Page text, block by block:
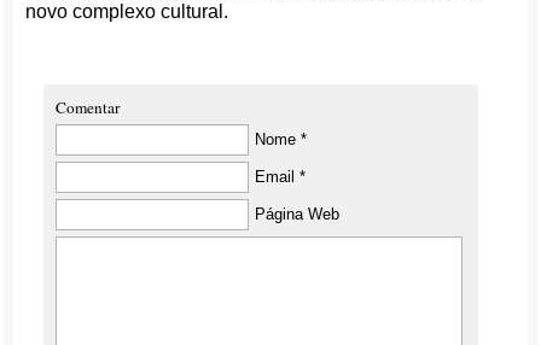
novo complexo cultural.
Comentar
Nome *
Email *
Página Web